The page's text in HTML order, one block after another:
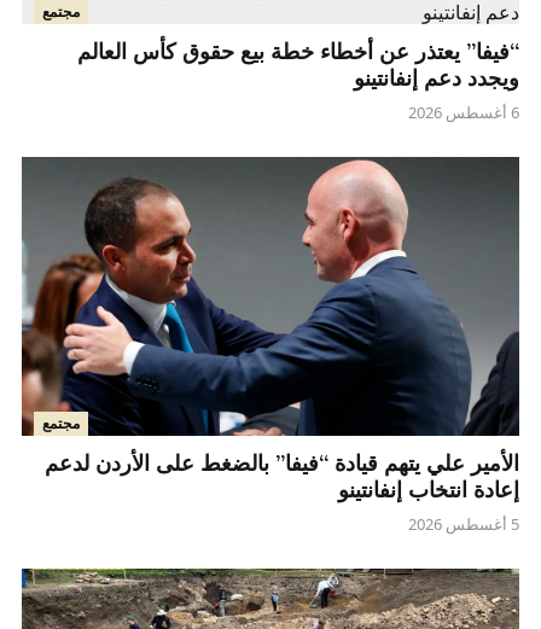
مجتمع
“فيفا” يعتذر عن أخطاء خطة بيع حقوق كأس العالم
ويجدد دعم إنفانتينو
6 أغسطس 2026
مجتمع
الأمير علي يتهم قيادة “فيفا” بالضغط على الأردن لدعم
إعادة انتخاب إنفانتينو
5 أغسطس 2026